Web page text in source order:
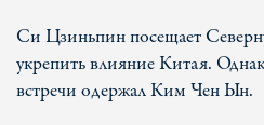
Си Цзиньпин посещает
укрепить влияние Китая.
встречи одержал Ким Чен Ын.